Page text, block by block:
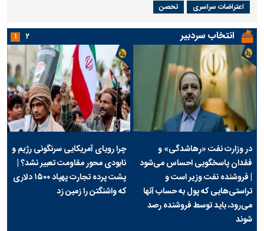
اعتراضات سراسری تحصن
انتخاب سردبیر
در وزارت نفت «رهاشدگی» و
فقدان پاسخگویی احساس می‌شود
| فروشنده نفت وزیر است و
تراستی‌هایی که پول به حساب آنها
می‌رود، باید توسط فروشنده رصد
شوند
چرا رویای آمریکایی سرنگونی رژیم و
نابودی محور مقاومت تعبیر نشد؟ |
پشت پرده تجارت پهپاد‌ ۱۵۰۰ دلاری
که واشنگتن را زمین زد
۱ ۲